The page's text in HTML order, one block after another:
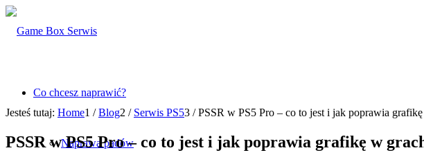
Co chcesz naprawić?
Naprawa padów
Jesteś tutaj: Home1 / Blog2 / Serwis PS53 / PSSR w PS5 Pro – co to jest i jak poprawia
PSSR w PS5 Pro – co to jest i jak poprawia grafikę w